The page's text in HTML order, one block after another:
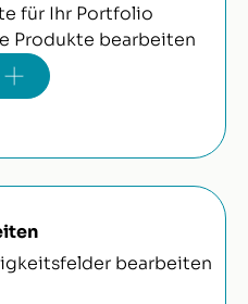
für Ihr Portfolio
Produkte bearbeiten
bearbeiten